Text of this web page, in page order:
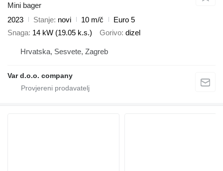
Mini bager
2023
Stanje novi 10 m/č
Euro 5
Snaga 14 kW (19.05 k.s.) Gorivo dizel
Hrvatska, Sesvete, Zagreb
Var d.o.o. company